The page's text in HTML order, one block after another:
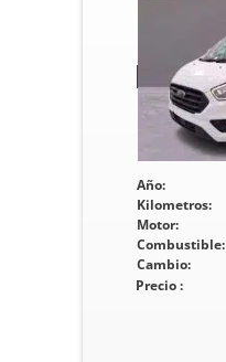
Año:
Kilometros:
Motor:
Combustible:
Cambio:
Precio :